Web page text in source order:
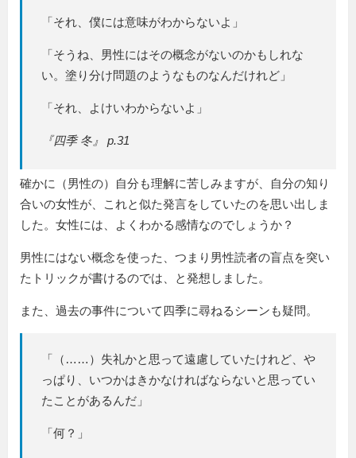
「それ、僕には意味がわからないよ」
「そうね、男性にはその概念がないのかもしれな
い。塗り分け問題のようなものなんだけれど」
「それ、よけいわからないよ」
『四季 冬』 p.31
確かに（男性の）自分も理解に苦しみますが、自分の知り
合いの女性が、これと似た発言をしていたのを思い出しま
した。女性には、よくわかる感情なのでしょうか？
男性にはない概念を使った、つまり男性読者の盲点を突い
たトリックが書けるのでは、と発想しました。
また、過去の事件について四季に尋ねるシーンも疑問。
「（……）失礼かと思って遠慮していたけれど、や
っぱり、いつかはきかなければならないと思ってい
たことがあるんだ」
「何？」